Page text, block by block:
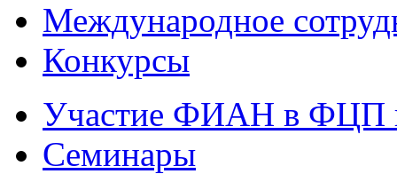
Международное
Конкурсы
Участие ФИАН в ФЦП
Семинары